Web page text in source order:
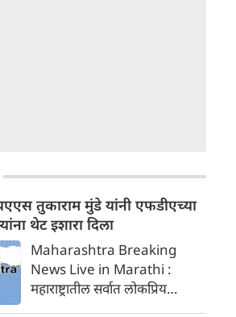
तुकाराम मुंडे यांनी एफडीएच्या
थेट इशारा दिला
Maharashtra Breaking
News Live in Marathi :
महाराष्ट्रातील सर्वात लोकप्रिय